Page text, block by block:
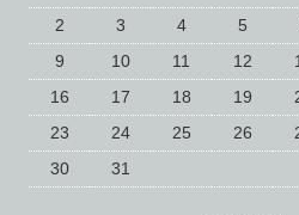
2
3 4 5
9
10 11 12
16
17 18 19
23
24 25 26
30
31